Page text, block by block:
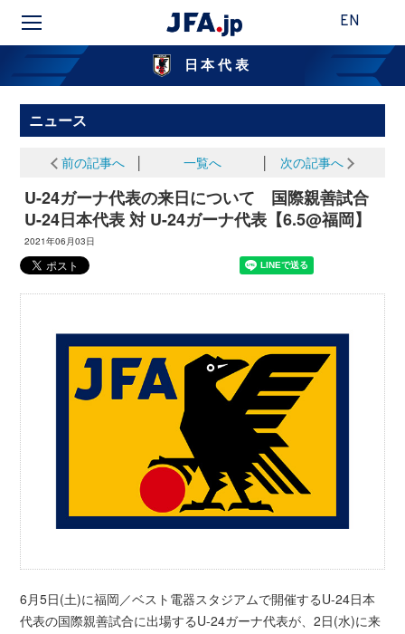
EN
日本代表
ニュース
前の記事へ 一覧へ 次の記事へ
U-24ガーナ代表の来日について 国際親善試合
U-24日本代表 対 U-24ガーナ代表【6.5@福岡】
2021年06月03日
6月5日(土)に福岡／ベスト電器スタジアムで開催するU-24日本
代表の国際親善試合に出場するU-24ガーナ代表が、2日(水)に来